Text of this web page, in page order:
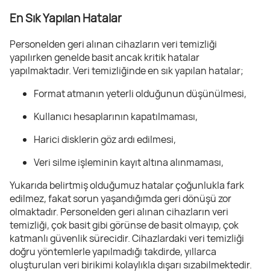
En Sık Yapılan Hatalar
Personelden geri alınan cihazların veri temizliği
yapılırken genelde basit ancak kritik hatalar
yapılmaktadır. Veri temizliğinde en sık yapılan hatalar;
Format atmanın yeterli olduğunun düşünülmesi,
Kullanıcı hesaplarının kapatılmaması,
Harici disklerin göz ardı edilmesi,
Veri silme işleminin kayıt altına alınmaması,
Yukarıda belirtmiş olduğumuz hatalar çoğunlukla fark
edilmez, fakat sorun yaşandığımda geri dönüşü zor
olmaktadır. Personelden geri alınan cihazların veri
temizliği, çok basit gibi görünse de basit olmayıp, çok
katmanlı güvenlik sürecidir. Cihazlardaki veri temizliği
doğru yöntemlerle yapılmadığı takdirde, yıllarca
oluşturulan veri birikimi kolaylıkla dışarı sızabilmektedir.